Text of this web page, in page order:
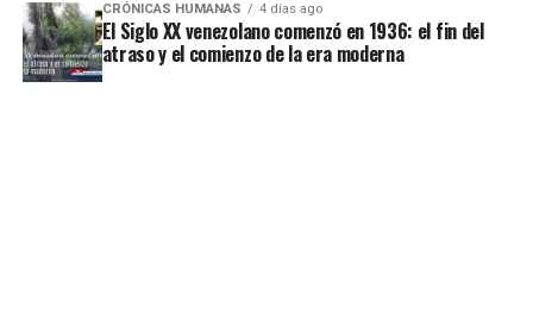
CRÓNICAS HUMANAS 4 días ago
El Siglo XX venezolano comenzó en 1936: el fin del
atraso y el comienzo de la era moderna